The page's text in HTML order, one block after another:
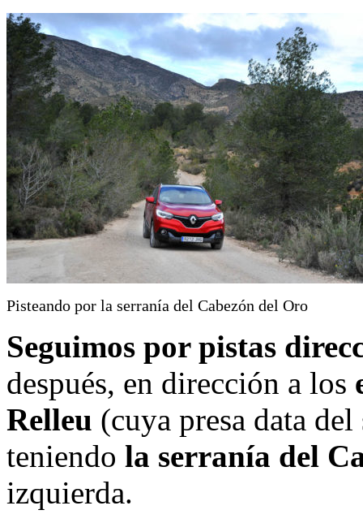
Pisteando por la serranía del Cabezón del Oro
Seguimos por pistas
después, en dirección a los
Relleu (cuya presa data
teniendo la serranía del
izquierda.